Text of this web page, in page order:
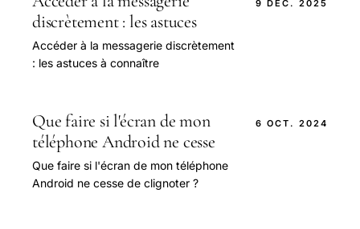
discrètement : les astuces
Accéder à la messagerie discrètement
: les astuces à connaître
9 DÉC. 2025
Que faire si l'écran de mon
téléphone Android ne cesse
Que faire si l'écran de mon téléphone
Android ne cesse de clignoter ?
6 OCT. 2024